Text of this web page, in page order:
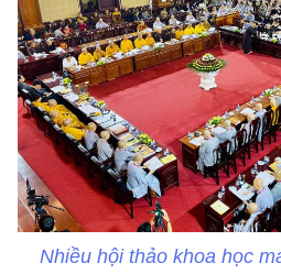
Nhiều hội thảo khoa học